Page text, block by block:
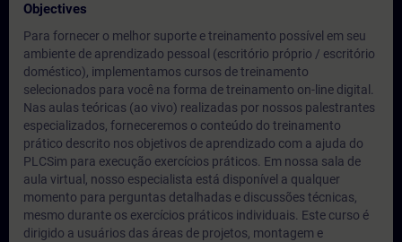
Objectives
Para fornecer o melhor suporte e treinamento possível em seu
ambiente de aprendizado pessoal (escritório próprio / escritório
doméstico), implementamos cursos de treinamento
selecionados para você na forma de treinamento on-line digital.
Nas aulas teóricas (ao vivo) realizadas por nossos palestrantes
especializados, forneceremos o conteúdo do treinamento
prático descrito nos objetivos de aprendizado com a ajuda do
PLCSim para execução exercícios práticos. Em nossa sala de
aula virtual, nosso especialista está disponível a qualquer
momento para perguntas detalhadas e discussões técnicas,
mesmo durante os exercícios práticos individuais. Este curso é
dirigido a usuários das áreas de projetos, montagem e